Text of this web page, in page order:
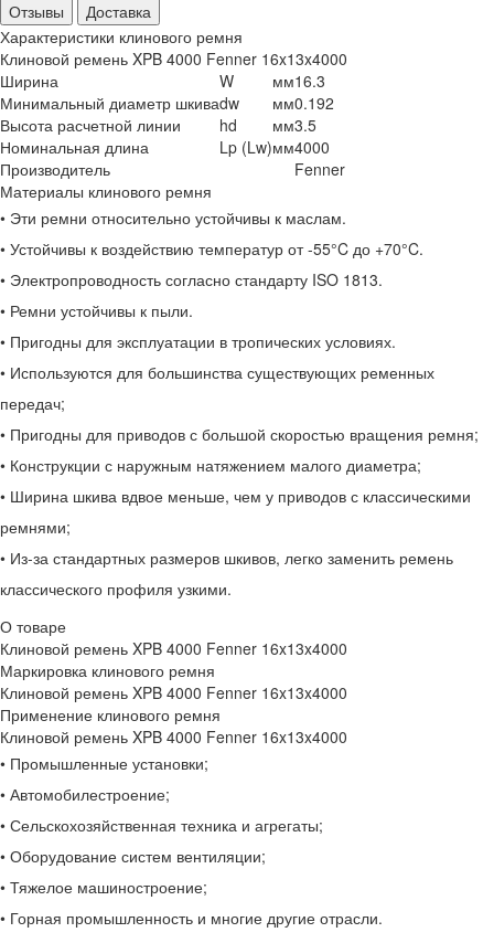
Отзывы
Доставка
Характеристики клинового ремня
Клиновой ремень XPB 4000 Fenner 16x13x4000
Ширина
W мм16.3
Минимальный диаметр шкиваdw мм0.192
Высота расчетной линии
hd мм3.5
Номинальная длина
Lp (Lw)мм4000
Производитель
Fenner
Материалы клинового ремня
• Эти ремни относительно устойчивы к маслам.
• Устойчивы к воздействию температур от -55°C до +70°C.
• Электропроводность согласно стандарту ISO 1813.
• Ремни устойчивы к пыли.
• Пригодны для эксплуатации в тропических условиях.
• Используются для большинства существующих ременных
передач;
• Пригодны для приводов с большой скоростью вращения ремня;
• Конструкции с наружным натяжением малого диаметра;
• Ширина шкива вдвое меньше, чем у приводов с классическими
ремнями;
• Из-за стандартных размеров шкивов, легко заменить ремень
классического профиля узкими.
О товаре
Клиновой ремень XPB 4000 Fenner 16x13x4000
Маркировка клинового ремня
Клиновой ремень XPB 4000 Fenner 16x13x4000
Применение клинового ремня
Клиновой ремень XPB 4000 Fenner 16x13x4000
• Промышленные установки;
• Автомобилестроение;
• Сельскохозяйственная техника и агрегаты;
• Оборудование систем вентиляции;
• Тяжелое машиностроение;
• Горная промышленность и многие другие отрасли.